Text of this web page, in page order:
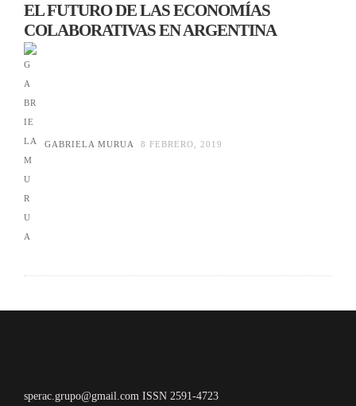
EL FUTURO DE LAS ECONOMÍAS
COLABORATIVAS EN ARGENTINA
GABRIELA MURUA 8 FEBRERO, 2019
sperac.grupo@gmail.com ISSN 2591-4723